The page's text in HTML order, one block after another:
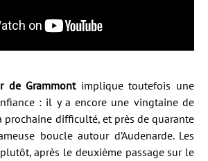
de Grammontimplique toutefois une
: il y a encore une vingtaine de
prochaine difficulté, et près de quarante
boucle autour d’Audenarde. Les
après le deuxième passage sur le